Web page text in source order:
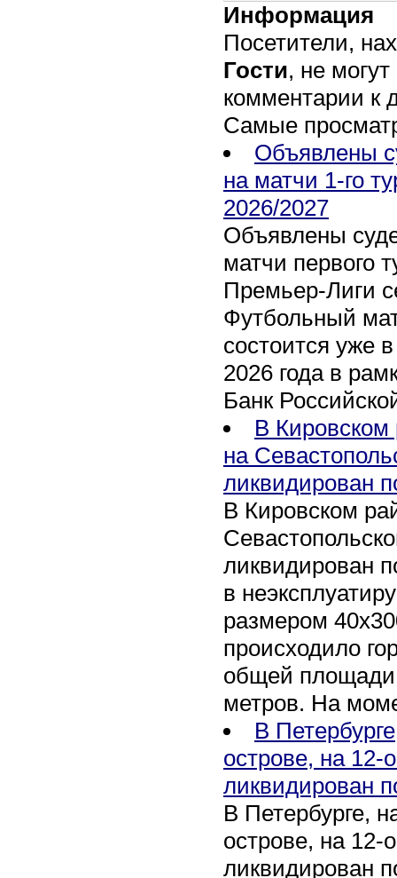
Информация
Посетители,
Гости, не
комментарии к
Самые
Объявлены
на матчи 1-го
2026/2027
Объявлены
матчи первого
Премьер-Лиги
Футбольный
состоится уже
2026 года в
Банк
В Кировском
на
ликвидирован
В Кировском
ликвидирован
в
размером
происходило
общей площади
метров. На
В
острове, на 12-
ликвидирован
В Петербурге,
острове, на 12-
ликвидирован